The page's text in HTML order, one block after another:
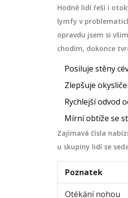
Hodně lidí řeší i
lymfy v
opravdu jsem si
chodím, dokonce
Posiluje stěny
Zlepšuje
Rychlejší odvod
Mírní obtíže se
Zajímavá čísla
u skupiny lidí se
Poznatek
Otékání nohou